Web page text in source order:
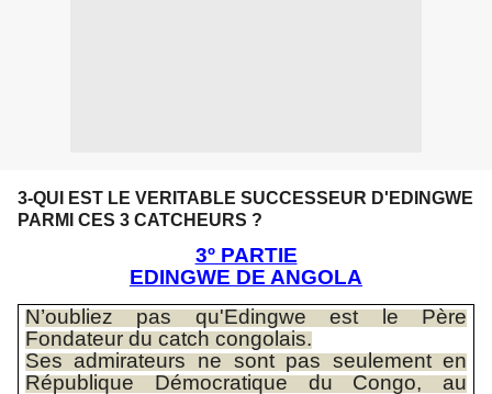
3-QUI EST LE VERITABLE SUCCESSEUR D'EDINGWE
PARMI CES 3 CATCHEURS ?
3º PARTIE
EDINGWE DE ANGOLA
N’oubliez pas qu'Edingwe est le Père
Fondateur du catch congolais.
Ses admirateurs ne sont pas seulement en
République Démocratique du Congo, au